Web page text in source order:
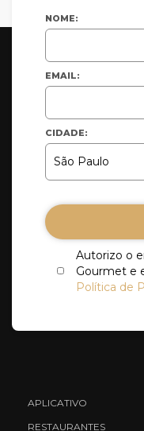
NOME:
EMAIL:
CIDADE:
Autorizo o
Gourmet e
Política de
APLICATIVO
RESTAURANTES